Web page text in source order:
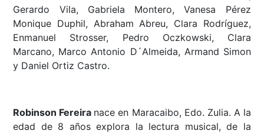
Gerardo Vila, Gabriela Montero, Vanesa Pérez
Monique Duphil, Abraham Abreu, Clara Rodríguez,
Enmanuel Strosser, Pedro Oczkowski, Clara
Marcano, Marco Antonio D´Almeida, Armand Simon
y Daniel Ortiz Castro.
Robinson Fereira nace en Maracaibo, Edo. Zulia. A la
edad de 8 años explora la lectura musical, de la